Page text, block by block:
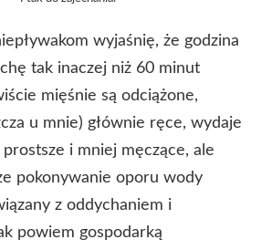
wyjaśnię, że godzina
tak inaczej niż 60 minut
mięśnie są odciążone,
u mnie) głównie ręce, wydaje
i mniej męczące, ale
pokonywanie oporu wody
z oddychaniem i
powiem gospodarką